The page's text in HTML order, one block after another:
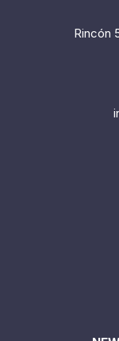
Rincón